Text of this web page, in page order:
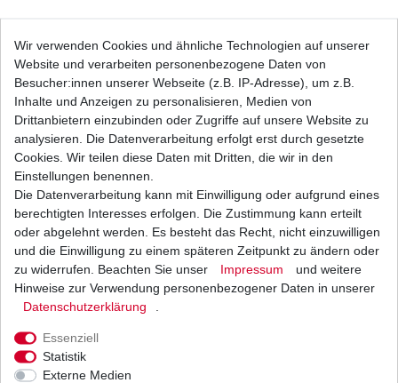
Lithium-Ionen Batterie HJTX9-FP entspricht u.a.
YTX9-BS YB9-B YTX7A-BS
UVP 59,30 € 54,21 € *
| 54,21 € / Stück
inkl. ges. MwSt. Versandkosten
Lithium-Ionen Batterie HJTZ10S-FP entspricht
ua YTZ10S YB14-A2 YB12A-A
UVP 111,38 € 101,83 € *
1 Stück | 101,83 € / Stück
inkl. ges. MwSt. zzgl.
Wir verwenden Cookies und ähnliche Technologien auf unserer
Website und verarbeiten personenbezogene Daten von
Besucher:innen unserer Webseite (z.B. IP-Adresse), um z.B.
Inhalte und Anzeigen zu personalisieren, Medien von
Drittanbietern einzubinden oder Zugriffe auf unsere Website zu
analysieren. Die Datenverarbeitung erfolgt erst durch gesetzte
Cookies. Wir teilen diese Daten mit Dritten, die wir in den
Einstellungen benennen.
Die Datenverarbeitung kann mit Einwilligung oder aufgrund eines
berechtigten Interesses erfolgen. Die Zustimmung kann erteilt
oder abgelehnt werden. Es besteht das Recht, nicht einzuwilligen
und die Einwilligung zu einem späteren Zeitpunkt zu ändern oder
zu widerrufen. Beachten Sie unser
Impressum
und weitere
Hinweise zur Verwendung personenbezogener Daten in unserer
Daten­schutz­erklärung
Essenziell
Statistik
Externe Medien